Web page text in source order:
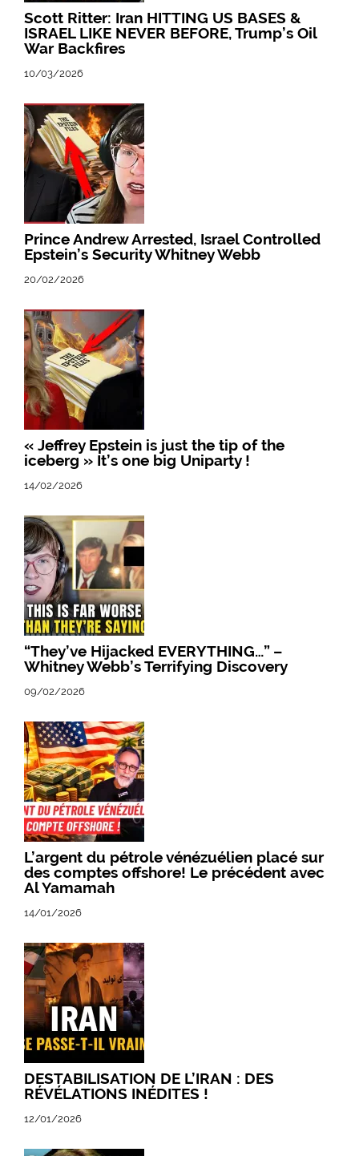
Scott Ritter: Iran HITTING US BASES &
ISRAEL LIKE NEVER BEFORE, Trump’s Oil
War Backfires
10/03/2026
Prince Andrew Arrested, Israel Controlled
Epstein’s Security Whitney Webb
20/02/2026
« Jeffrey Epstein is just the tip of the
iceberg » It’s one big Uniparty !
14/02/2026
“They’ve Hijacked EVERYTHING…” –
Whitney Webb’s Terrifying Discovery
09/02/2026
L’argent du pétrole vénézuélien placé sur
des comptes offshore! Le précédent avec
Al Yamamah
14/01/2026
DESTABILISATION DE L’IRAN : DES
RÉVÉLATIONS INÉDITES !
12/01/2026